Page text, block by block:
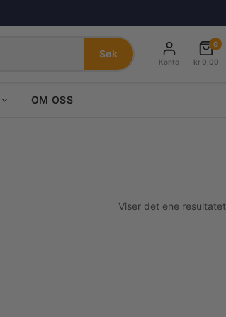
Søk
Konto
0
kr 0,00
OM OSS
Viser det ene resultatet